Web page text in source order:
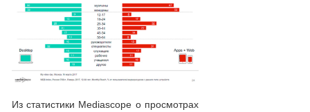
Из статистики Mediascope о просмотрах